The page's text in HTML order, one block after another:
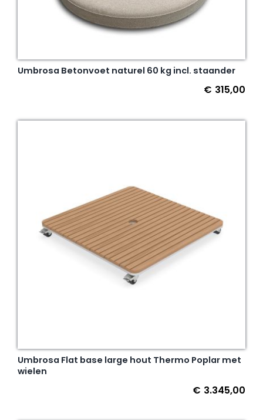
Umbrosa Betonvoet naturel 60 kg incl. staander
€ 315,00
Umbrosa Flat base large hout Thermo Poplar met
wielen
€ 3.345,00